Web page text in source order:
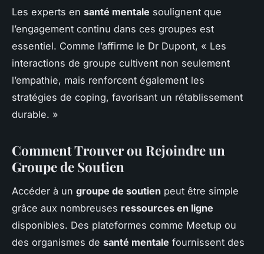
Les experts en santé mentale soulignent que
l’engagement continu dans ces groupes est
essentiel. Comme l’affirme le Dr Dupont, « Les
interactions de groupe cultivent non seulement
l’empathie, mais renforcent également les
stratégies de coping, favorisant un rétablissement
durable. »
Comment Trouver ou Rejoindre un
Groupe de Soutien
Accéder à un groupe de soutien peut être simple
grâce aux nombreuses ressources en ligne
disponibles. Des plateformes comme Meetup ou
des organismes de santé mentale fournissent des